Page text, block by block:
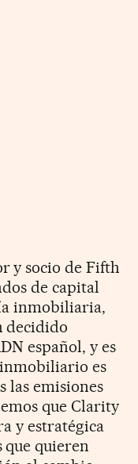
y socio de Fifth
de capital
inmobiliaria,
decidido
español, y es
es
las emisiones
que Clarity
y estratégica
quieren